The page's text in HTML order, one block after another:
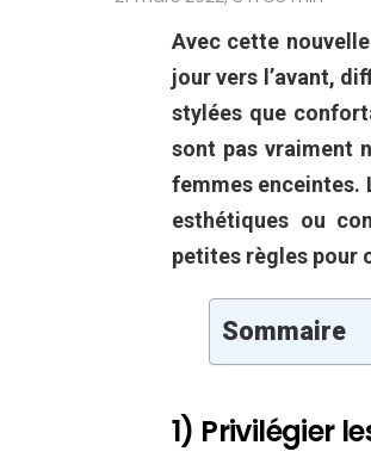
Avec cette
jour vers l’avant,
stylées que
sont pas vraiment
femmes enceintes.
esthétiques ou
petites règles pour
Sommaire
1) Privilégier